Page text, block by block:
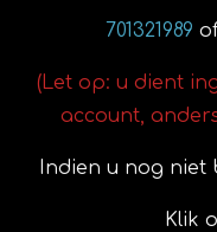
701321989
(Let op: u dient
account,
Indien u nog niet
Klik